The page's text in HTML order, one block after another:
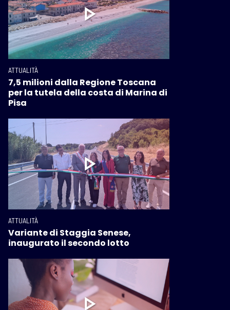
ATTUALITÀ
7,5 milioni dalla Regione Toscana
per la tutela della costa di Marina di
Pisa
ATTUALITÀ
Variante di Staggia Senese,
inaugurato il secondo lotto